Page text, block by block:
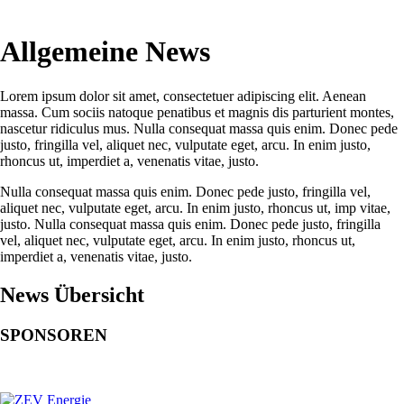
Allgemeine News
Lorem ipsum dolor sit amet, consectetuer adipiscing elit. Aenean
massa. Cum sociis natoque penatibus et magnis dis parturient montes,
nascetur ridiculus mus. Nulla consequat massa quis enim. Donec pede
justo, fringilla vel, aliquet nec, vulputate eget, arcu. In enim justo,
rhoncus ut, imperdiet a, venenatis vitae, justo.
Nulla consequat massa quis enim. Donec pede justo, fringilla vel,
aliquet nec, vulputate eget, arcu. In enim justo, rhoncus ut, imp vitae,
justo. Nulla consequat massa quis enim. Donec pede justo, fringilla
vel, aliquet nec, vulputate eget, arcu. In enim justo, rhoncus ut,
imperdiet a, venenatis vitae, justo.
News Übersicht
SPONSOREN